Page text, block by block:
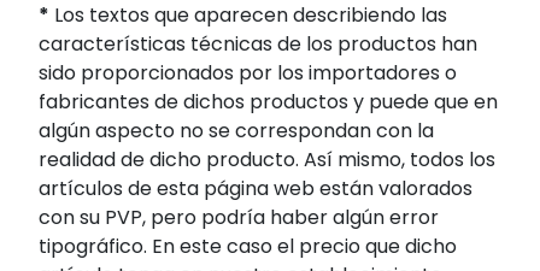
* Los textos que aparecen describiendo las
características técnicas de los productos han
sido proporcionados por los importadores o
fabricantes de dichos productos y puede que en
algún aspecto no se correspondan con la
realidad de dicho producto. Así mismo, todos los
artículos de esta página web están valorados
con su PVP, pero podría haber algún error
tipográfico. En este caso el precio que dicho